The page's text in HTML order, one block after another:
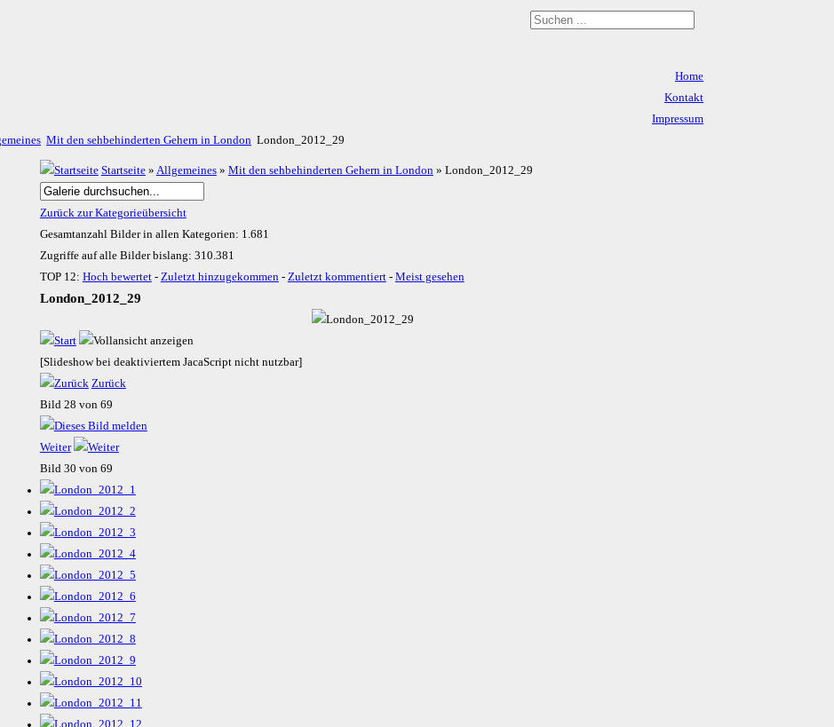
Home
Kontakt
Impressum
Mit den sehbehinderten Gehern in London London_2012_29
Startseite» Allgemeines» Mit den sehbehinderten Gehern in London» London_2012_29
Zurück zur Kategorieübersicht
Gesamtanzahl Bilder in allen Kategorien: 1.681
Zugriffe auf alle Bilder bislang: 310.381
TOP 12: Hoch bewertet- Zuletzt hinzugekommen- Zuletzt kommentiert- Meist gesehen
London_2012_29
[Slideshow bei deaktiviertem JacaScript nicht nutzbar]
Zurück
Bild 28 von 69
Weiter
Bild 30 von 69